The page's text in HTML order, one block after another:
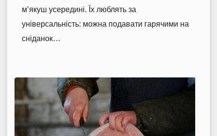
м’якуш усередині. Їх люблять за
універсальність: можна подавати гарячими на
сніданок…